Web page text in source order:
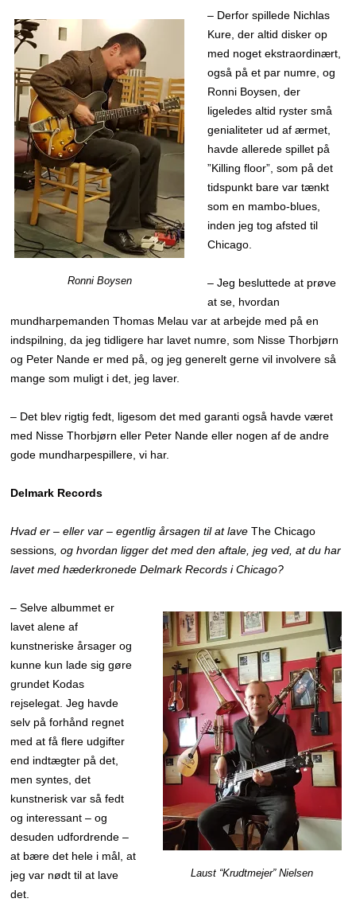
Ronni Boysen
– Derfor spillede Nichlas
Kure, der altid disker op
med noget ekstraordinært,
også på et par numre, og
Ronni Boysen, der
ligeledes altid ryster små
genialiteter ud af ærmet,
havde allerede spillet på
”Killing floor”, som på det
tidspunkt bare var tænkt
som en mambo-blues,
inden jeg tog afsted til
Chicago.
– Jeg besluttede at prøve
at se, hvordan
mundharpemanden Thomas Melau var at arbejde med på en
indspilning, da jeg tidligere har lavet numre, som Nisse Thorbjørn
og Peter Nande er med på, og jeg generelt gerne vil involvere så
mange som muligt i det, jeg laver.
– Det blev rigtig fedt, ligesom det med garanti også havde været
med Nisse Thorbjørn eller Peter Nande eller nogen af de andre
gode mundharpespillere, vi har.
Delmark Records
Hvad er – eller var – egentlig årsagen til at laveThe Chicago
sessions , og hvordan ligger det med den aftale, jeg ved, at du har
lavet med hæderkronede Delmark Records i Chicago?
Laust “Krudtmejer” Nielsen
– Selve albummet er
lavet alene af
kunstneriske årsager og
kunne kun lade sig gøre
grundet Kodas
rejselegat. Jeg havde
selv på forhånd regnet
med at få flere udgifter
end indtægter på det,
men syntes, det
kunstnerisk var så fedt
og interessant – og
desuden udfordrende –
at bære det hele i mål, at
jeg var nødt til at lave
det.